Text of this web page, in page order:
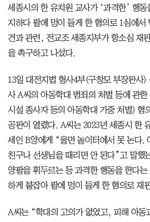
세종시의 한 유치원 교사가 ‘과격한’ 행동
지하다 팔에 멍이 들게 한 혐의로 1심에서
건과 관련, 전교조 세종지부가 항소심 재
을 촉구하고 나섰다.
13일 대전지법 형사4부(구창모 부장판사)
사 A씨의 아동학대 범죄의 처벌 등에 관
시설 종사자 등의 아동학대 가중 처벌) 혐
공판이 열렸다. A씨는 2023년 세종시 한
세인 B양에게 “울면 놀이터에서 못 논다.
친구나 선생님을 때리면 안 된다”고 말했
양팔을 휘두르는 등 과격한 행동을 한다
하게 붙잡아 팔에 멍이 들게 한 혐의로 재
A씨는 “학대의 고의가 없었고, 피해 아동